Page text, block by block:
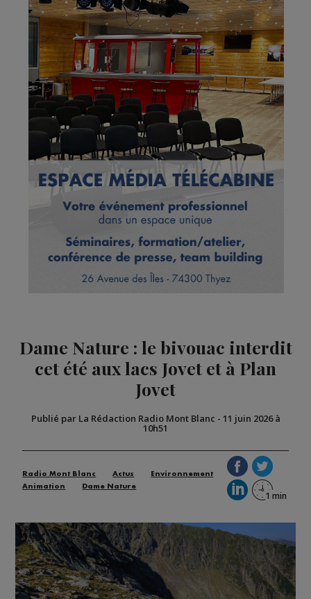
Dame Nature : le bivouac interdit
cet été aux lacs Jovet et à Plan
Jovet
Publié par La Rédaction Radio Mont Blanc - 11 juin 2026 à
10h51
Radio Mont Blanc Actus
Environnement
Animation
Dame Nature